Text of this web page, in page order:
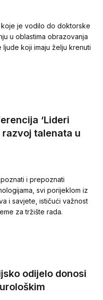
koje je vodilo do doktorske
u oblastima obrazovanja
ljude koji imaju želju krenuti
‘Lideri
razvoj talenata u
i prepoznati
svi porijeklom iz
i savjete, ističući važnost
za tržište rada.
odijelo donosi